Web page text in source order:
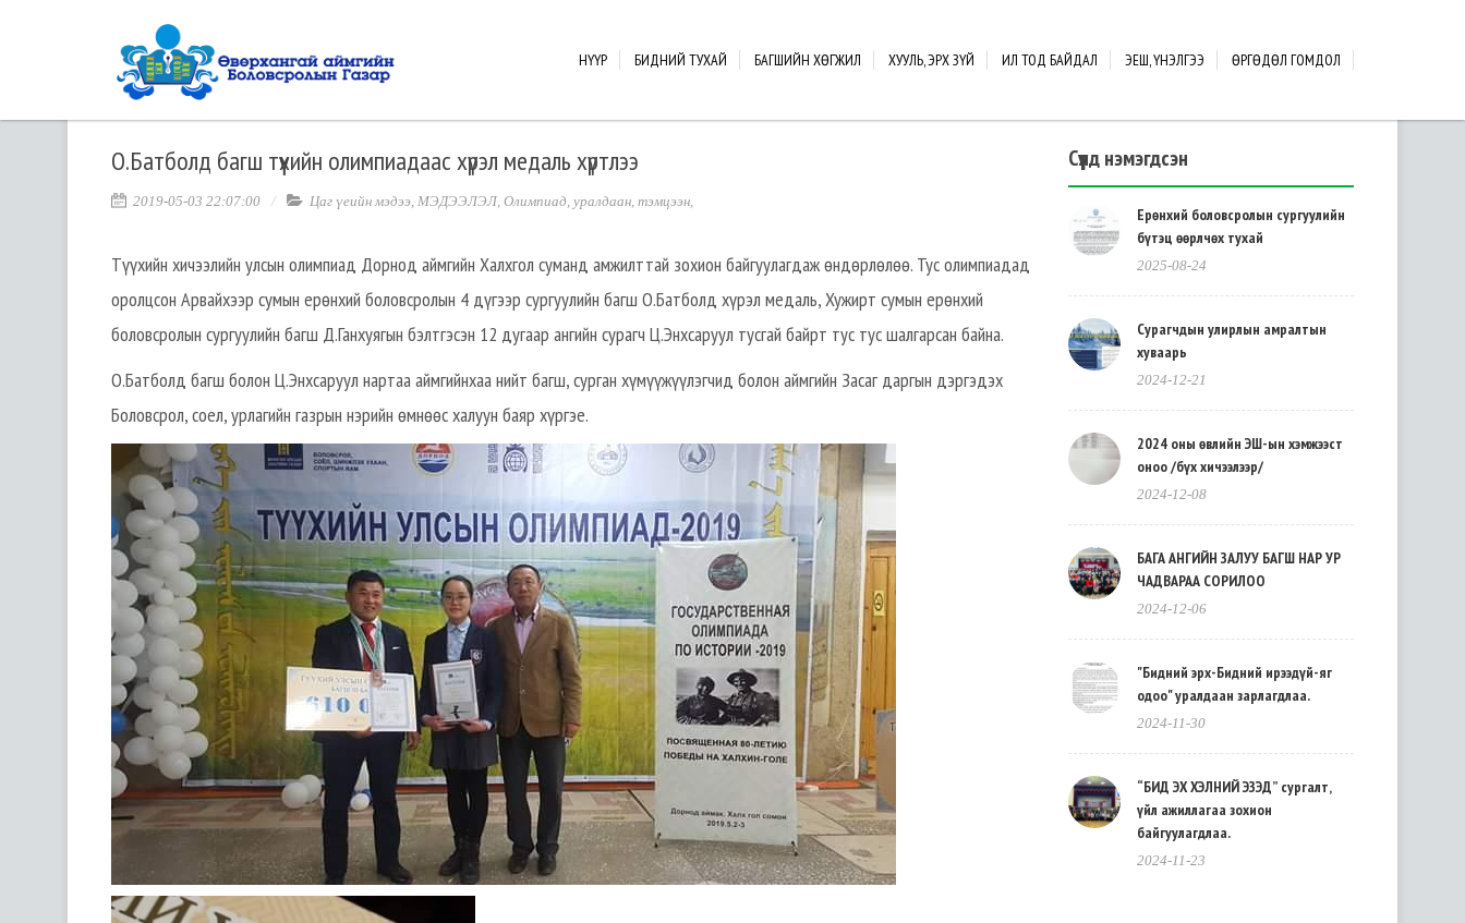
НҮҮР БИДНИЙ ТУХАЙ БАГШИЙН ХӨГЖИЛ ХУУЛЬ, ЭРХ ЗҮЙ ИЛ ТОД БАЙДАЛ ЭЕШ, ҮНЭЛГЭЭ ӨРГӨДӨЛ ГОМДОЛ
О.Батболд багш түүхийн олимпиадаас хүрэл медаль хүртлээ
2019-05-03 22:07:00 Цаг үеийн мэдээ, МЭДЭЭЛЭЛ, Олимпиад, уралдаан, тэмцээн,
Түүхийн хичээлийн улсын олимпиад Дорнод аймгийн Халхгол суманд амжилттай зохион байгуулагдаж өндөрлөлөө. Тус олимпиадад
оролцсон Арвайхээр сумын ерөнхий боловсролын 4 дүгээр сургуулийн багш О.Батболд хүрэл медаль, Хужирт сумын ерөнхий
боловсролын сургуулийн багш Д.Ганхуягын бэлтгэсэн 12 дугаар ангийн сурагч Ц.Энхсаруул тусгай байрт тус тус шалгарсан байна.
О.Батболд багш болон Ц.Энхсаруул нартаа аймгийнхаа нийт багш, сурган хүмүүжүүлэгчид болон аймгийн Засаг даргын дэргэдэх
Боловсрол, соел, урлагийн газрын нэрийн өмнөөс халуун баяр хүргэе.
Сүүлд нэмэгдсэн
Ерөнхий боловсролын сургуулийн
бүтэц өөрлчөх тухай
2025-08-24
Сурагчдын улирлын амралтын
хуваарь
2024-12-21
2024 оны өвлийн ЭШ-ын хэмжээст
оноо /бүх хичээлээр/
2024-12-08
БАГА АНГИЙН ЗАЛУУ БАГШ НАР УР
ЧАДВАРАА СОРИЛОО
2024-12-06
"Бидний эрх-Бидний ирээдүй-яг
одоо" уралдаан зарлагдлаа.
2024-11-30
“БИД ЭХ ХЭЛНИЙ ЭЗЭД” сургалт,
үйл ажиллагаа зохион
байгуулагдлаа.
2024-11-23